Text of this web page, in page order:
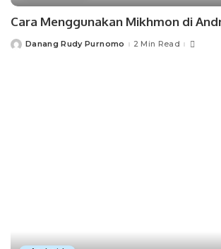
Cara Menggunakan Mikhmon di
PostedDanang Rudy Purnomo 2 Min Read